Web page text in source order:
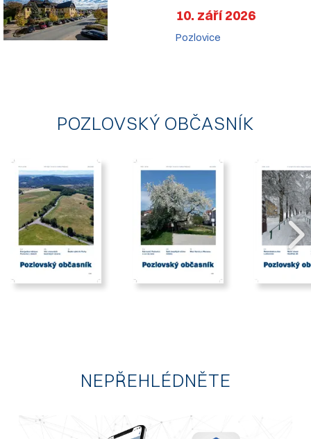
10. září 2026
Pozlovice
POZLOVSKÝ OBČASNÍK
NEPŘEHLÉDNĚTE